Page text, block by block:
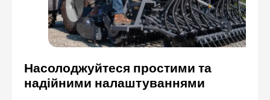
Насолоджуйтеся простими та
надійними налаштуваннями